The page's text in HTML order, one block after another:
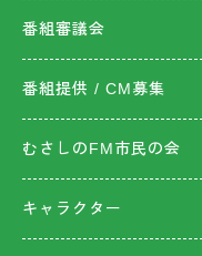
番組審議会
番組提供 / CM募集
むさしのFM市民の会
キャラクター